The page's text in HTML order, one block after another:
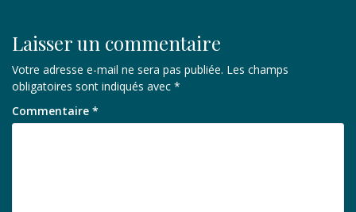
Laisser un commentaire
Votre adresse e-mail ne sera pas publiée. Les champs
obligatoires sont indiqués avec *
Commentaire *